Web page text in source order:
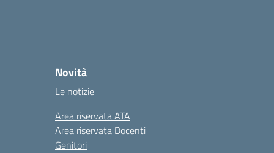
Novità
Le notizie
Area riservata ATA
Area riservata Docenti
Genitori